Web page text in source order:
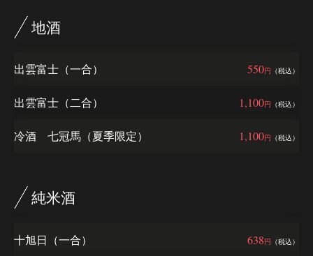
地酒
550円 （税込）
出雲富士（一合）
1,100円 （税込）
出雲富士（二合）
1,100円 （税込）
冷酒 七冠馬（夏季限定）
純米酒
638円 （税込）
十旭日（一合）